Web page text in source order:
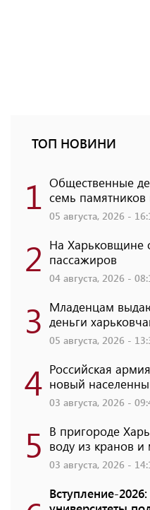
ТОП НОВИНИ
1 Общественные
семь памятников
05 августа, 2026 -
2 На Харьковщине
пассажиров
04 августа, 2026 -
3 Младенцам
деньги
05 августа, 2026 -
4 Российская
новый
03 августа, 2026 -
5 В пригороде
воду из кранов
03 августа, 2026 -
Вступление-